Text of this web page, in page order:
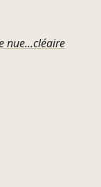
nue...cléaire